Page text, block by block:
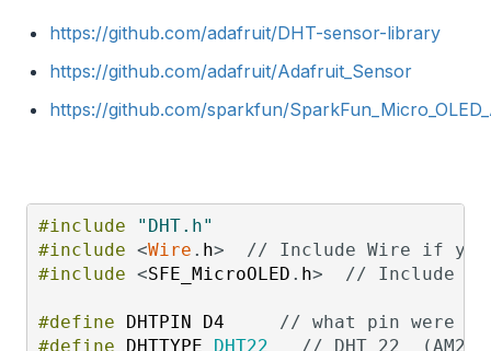
https://github.com/adafruit/DHT-sensor-library
https://github.com/adafruit/Adafruit_Sensor
https://github.com/sparkfun/
#include
"DHT.h"
#include <Wire . h>
// Include Wire if
#include <SFE_MicroOLED . h> // Include the
#define DHTPIN D4
// what pin were
#define
DHTTYPE DHT22
// DHT 22